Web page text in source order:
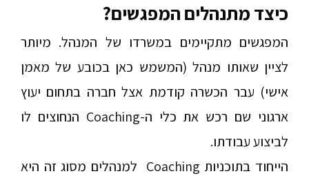
כיצד מתנהלים המפגשים?
המפגשים מתקיימים במשרדו של המנהל. מיותר
לציין שאותו מנהל (המשמש כאן בכובע של מאמן
אישי) עבר הכשרה קודמת אצל חברה בתחום יעוץ
ארגוני שם רכש את כלי ה-Coaching הנחוצים לו
לביצוע עבודתו.
הייחוד בתוכניות Coaching למנהלים מסוג זה היא